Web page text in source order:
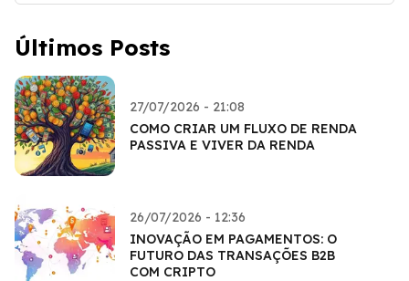
Últimos Posts
27/07/2026 - 21:08
COMO CRIAR UM FLUXO DE RENDA
PASSIVA E VIVER DA RENDA
26/07/2026 - 12:36
INOVAÇÃO EM PAGAMENTOS: O
FUTURO DAS TRANSAÇÕES B2B
COM CRIPTO